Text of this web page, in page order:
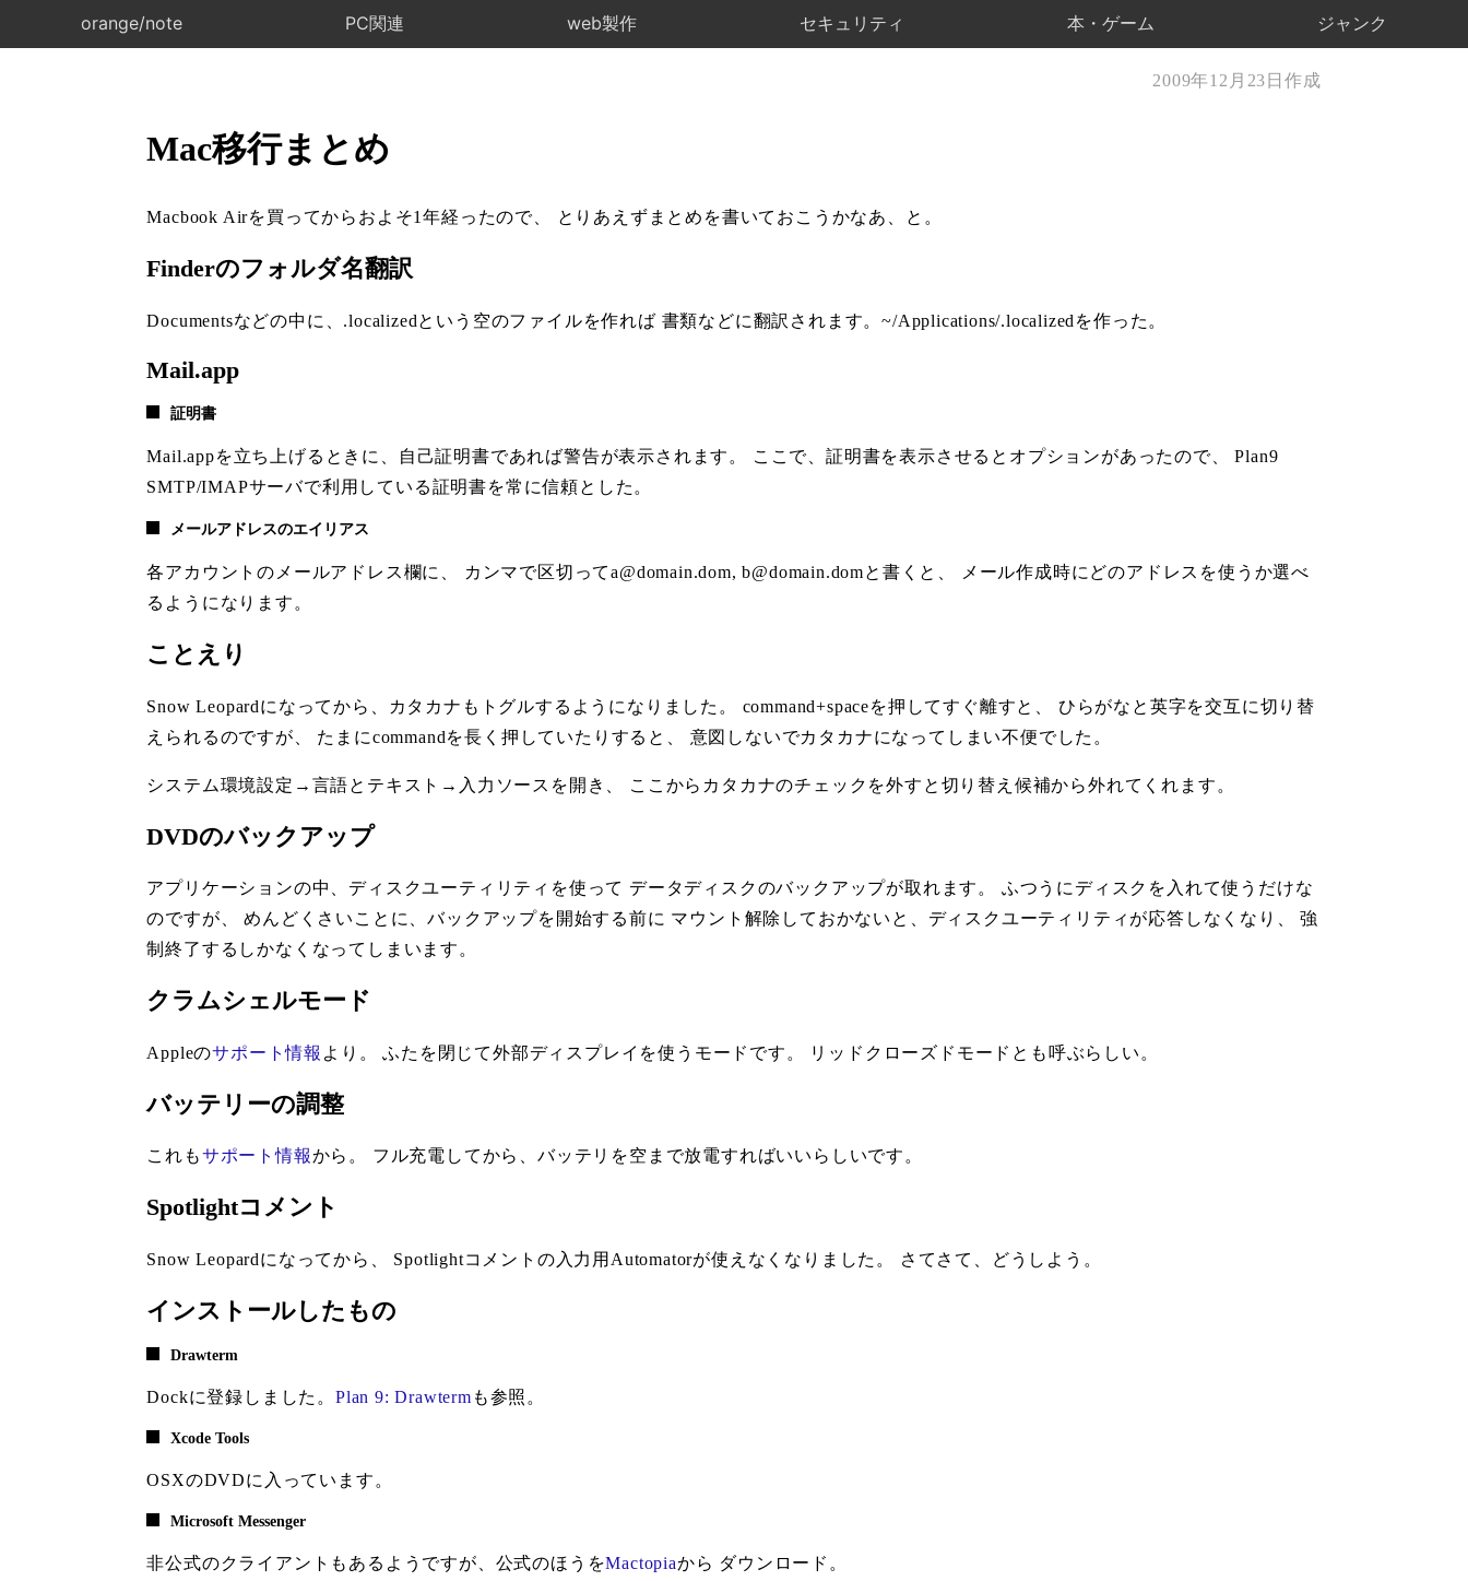
orange/note PC関連 web製作 セキュリティ 本・ゲーム ジャンク
2009年12月23日作成
Mac移行まとめ
Macbook Airを買ってからおよそ1年経ったので、 とりあえずまとめを書いておこうかなあ、と。
Finderのフォルダ名翻訳
Documentsなどの中に、.localizedという空のファイルを作れば 書類などに翻訳されます。~/Applications/.localizedを作った。
Mail.app
証明書
Mail.appを立ち上げるときに、自己証明書であれば警告が表示されます。 ここで、証明書を表示させるとオプションがあったので、 Plan9
SMTP/IMAPサーバで利用している証明書を常に信頼とした。
メールアドレスのエイリアス
各アカウントのメールアドレス欄に、 カンマで区切ってa@domain.dom,b@domain.domと書くと、 メール作成時にどのアドレスを使うか選べ
るようになります。
ことえり
Snow Leopardになってから、カタカナもトグルするようになりました。 command+spaceを押してすぐ離すと、 ひらがなと英字を交互に切り替
えられるのですが、 たまにcommandを長く押していたりすると、 意図しないでカタカナになってしまい不便でした。
システム環境設定→言語とテキスト→入力ソースを開き、 ここからカタカナのチェックを外すと切り替え候補から外れてくれます。
DVDのバックアップ
アプリケーションの中、ディスクユーティリティを使って データディスクのバックアップが取れます。 ふつうにディスクを入れて使うだけな
のですが、 めんどくさいことに、バックアップを開始する前に マウント解除しておかないと、ディスクユーティリティが応答しなくなり、 強
制終了するしかなくなってしまいます。
クラムシェルモード
Appleのサポート情報 より。 ふたを閉じて外部ディスプレイを使うモードです。 リッドクローズドモードとも呼ぶらしい。
バッテリーの調整
これもサポート情報から。 フル充電してから、バッテリを空まで放電すればいいらしいです。
Spotlightコメント
Snow Leopardになってから、 Spotlightコメントの入力用Automatorが使えなくなりました。 さてさて、どうしよう。
インストールしたもの
Drawterm
Dockに登録しました。 Plan 9: Drawterm も参照。
Xcode Tools
OSXのDVDに入っています。
Microsoft Messenger
非公式のクライアントもあるようですが、公式のほうをMactopiaから ダウンロード。